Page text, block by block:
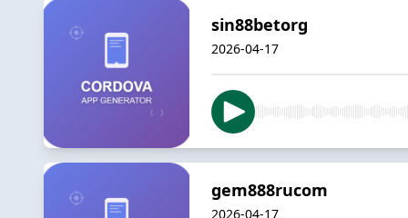
sin88betorg
2026-04-17
gem888rucom
2026-04-17